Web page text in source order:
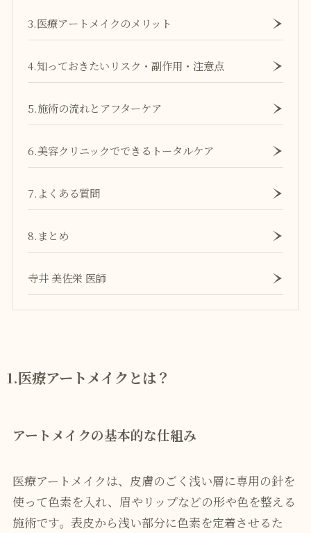
3.医療アートメイクのメリット
4.知っておきたいリスク・副作用・注意点
5.施術の流れとアフターケア
6.美容クリニックでできるトータルケア
7.よくある質問
8.まとめ
寺井 美佐栄 医師
1.医療アートメイクとは？
アートメイクの基本的な仕組み
医療アートメイクは、皮膚のごく浅い層に専用の針を
使って色素を入れ、眉やリップなどの形や色を整える
施術です。表皮から浅い部分に色素を定着させるた